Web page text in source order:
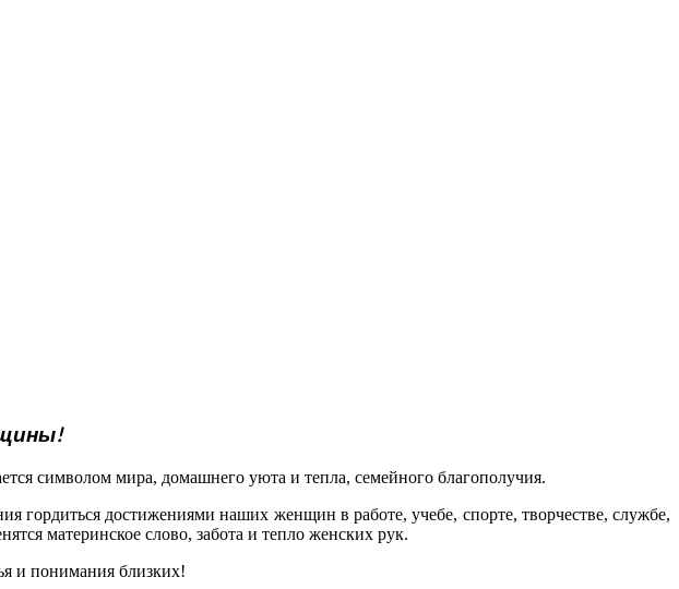
символом мира, домашнего уюта и тепла, семейного благополучия.
достижениями наших женщин в работе, учебе, спорте, творчестве, службе,
материнское слово, забота и тепло женских рук.
и понимания близких!